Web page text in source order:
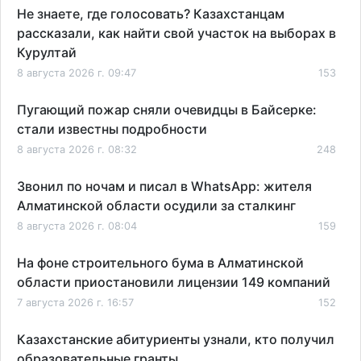
Не знаете, где голосовать? Казахстанцам
рассказали, как найти свой участок на выборах в
Курултай
8 августа 2026 г. 09:47 153
Пугающий пожар сняли очевидцы в Байсерке:
стали известны подробности
8 августа 2026 г. 08:32 248
Звонил по ночам и писал в WhatsApp: жителя
Алматинской области осудили за сталкинг
8 августа 2026 г. 08:04 159
На фоне строительного бума в Алматинской
области приостановили лицензии 149 компаний
7 августа 2026 г. 16:57 152
Казахстанские абитуриенты узнали, кто получил